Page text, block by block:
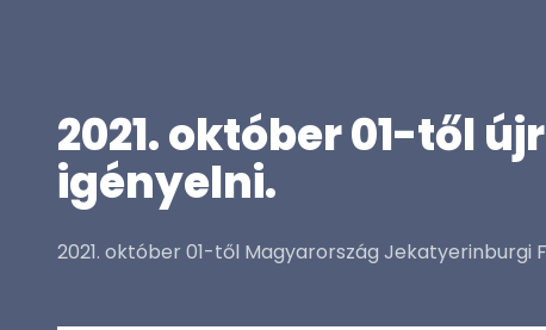
2021. október 01-től
igényelni.
2021. október 01-től Magyarország